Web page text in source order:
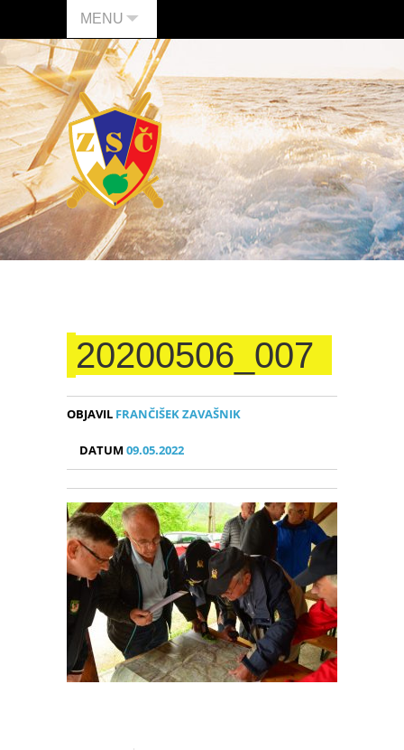
MENU
20200506_007
OBJAVIL FRANČIŠEK ZAVAŠNIK
DATUM09.05.2022